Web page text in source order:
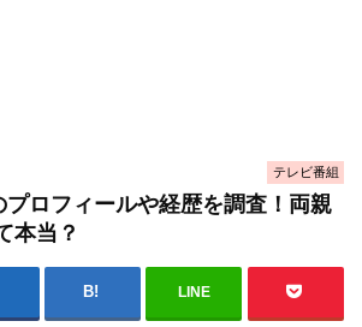
テレビ番組
ロフィールや経歴を調査！両親
本当？
LINE